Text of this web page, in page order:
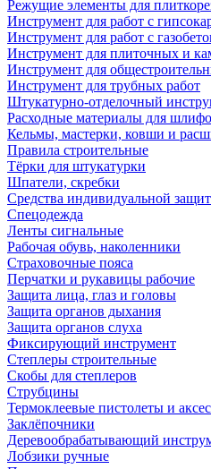
Режущие элементы для
Инструмент для работ с
Инструмент для работ с
Инструмент для плиточных и
Инструмент для
Инструмент для трубных работ
Штукатурно-отделочный
Расходные материалы для
Кельмы, мастерки, ковши и
Правила строительные
Тёрки для штукатурки
Шпатели, скребки
Средства индивидуальной
Спецодежда
Ленты сигнальные
Рабочая обувь, наколенники
Страховочные пояса
Перчатки и рукавицы рабочие
Защита лица, глаз и головы
Защита органов дыхания
Защита органов слуха
Фиксирующий инструмент
Степлеры строительные
Скобы для степлеров
Струбцины
Термоклеевые пистолеты и
Заклёпочники
Деревообрабатывающий
Лобзики ручные